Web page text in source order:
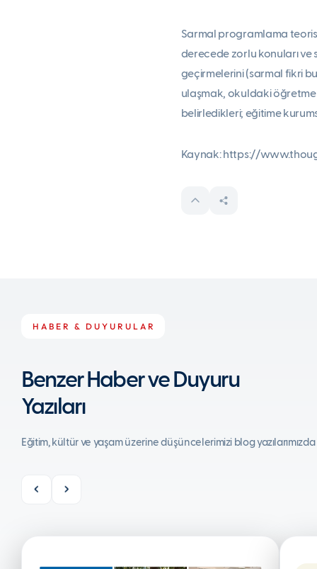
Sarmal programlama
derecede zorlu konuları ve
geçirmelerini (sarmal fikri
ulaşmak, okuldaki
belirledikleri; eğitime
Kaynak: https://
HABER & DUYURULAR
Benzer Haber ve Duyuru
Yazıları
Eğitim, kültür ve yaşam üzerine düşüncelerimizi blog